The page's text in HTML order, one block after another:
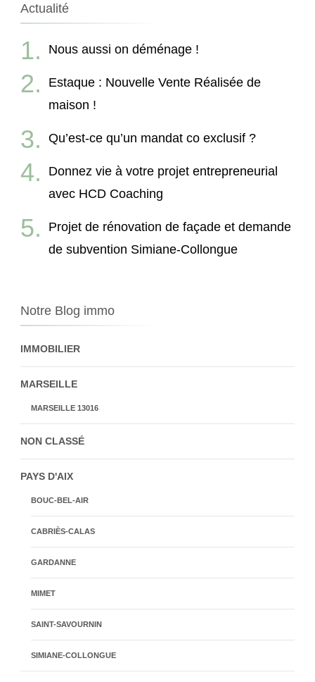
Actualité
Nous aussi on déménage !
Estaque : Nouvelle Vente Réalisée de
maison !
Qu’est-ce qu’un mandat co exclusif ?
Donnez vie à votre projet entrepreneurial
avec HCD Coaching
Projet de rénovation de façade et demande
de subvention Simiane-Collongue
Notre Blog immo
IMMOBILIER
MARSEILLE
MARSEILLE 13016
NON CLASSÉ
PAYS D'AIX
BOUC-BEL-AIR
CABRIÈS-CALAS
GARDANNE
MIMET
SAINT-SAVOURNIN
SIMIANE-COLLONGUE